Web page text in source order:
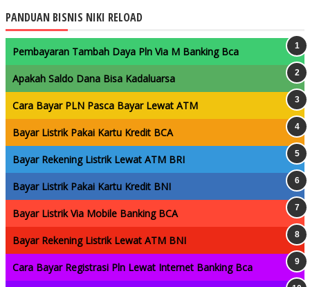
PANDUAN BISNIS NIKI RELOAD
Pembayaran Tambah Daya Pln Via M Banking Bca
Apakah Saldo Dana Bisa Kadaluarsa
Cara Bayar PLN Pasca Bayar Lewat ATM
Bayar Listrik Pakai Kartu Kredit BCA
Bayar Rekening Listrik Lewat ATM BRI
Bayar Listrik Pakai Kartu Kredit BNI
Bayar Listrik Via Mobile Banking BCA
Bayar Rekening Listrik Lewat ATM BNI
Cara Bayar Registrasi Pln Lewat Internet Banking Bca